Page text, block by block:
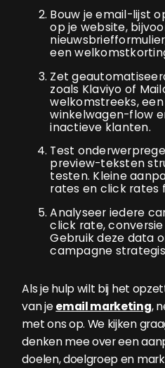
Bouw je email-lijst
op je website,
een
Zet
zoals Klaviyo of
welkomstreeks,
winkelwagen-flow
inactieve klanten.
Test
preview-teksten
testen. Kleine
rates en click rates
Analyseer iedere
click rate,
Gebruik deze data
campagne
Als je hulp wilt bij het
van jeemail marketing,
met ons op. We kijken
denken mee over een
doelen, doelgroep en